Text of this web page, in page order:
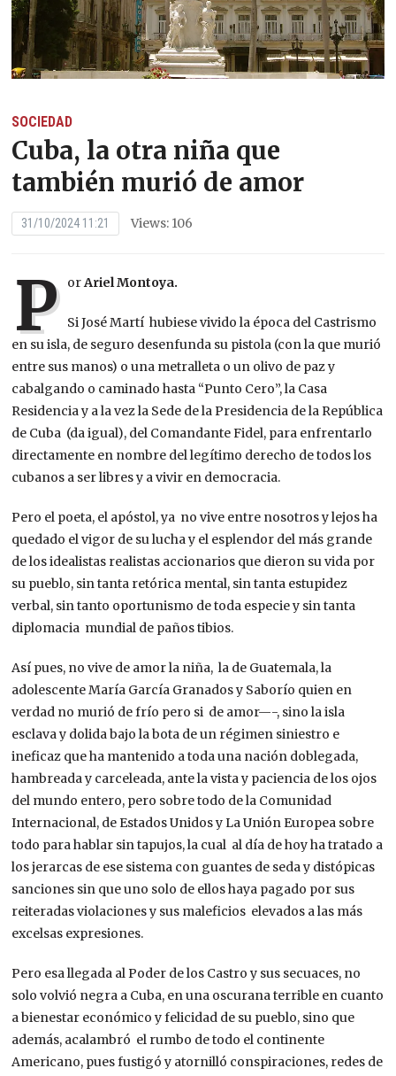
SOCIEDAD
Cuba, la otra niña que
también murió de amor
31/10/2024 11:21 Views: 106
P orAriel Montoya.
Si José Martí hubiese vivido la época del Castrismo
en su isla, de seguro desenfunda su pistola (con la que murió
entre sus manos) o una metralleta o un olivo de paz y
cabalgando o caminado hasta “Punto Cero”, la Casa
Residencia y a la vez la Sede de la Presidencia de la República
de Cuba (da igual), del Comandante Fidel, para enfrentarlo
directamente en nombre del legítimo derecho de todos los
cubanos a ser libres y a vivir en democracia.
Pero el poeta, el apóstol, ya no vive entre nosotros y lejos ha
quedado el vigor de su lucha y el esplendor del más grande
de los idealistas realistas accionarios que dieron su vida por
su pueblo, sin tanta retórica mental, sin tanta estupidez
verbal, sin tanto oportunismo de toda especie y sin tanta
diplomacia mundial de paños tibios.
Así pues, no vive de amor la niña, la de Guatemala, la
adolescente María García Granados y Saborío quien en
verdad no murió de frío pero si de amor—-, sino la isla
esclava y dolida bajo la bota de un régimen siniestro e
ineficaz que ha mantenido a toda una nación doblegada,
hambreada y carceleada, ante la vista y paciencia de los ojos
del mundo entero, pero sobre todo de la Comunidad
Internacional, de Estados Unidos y La Unión Europea sobre
todo para hablar sin tapujos, la cual al día de hoy ha tratado a
los jerarcas de ese sistema con guantes de seda y distópicas
sanciones sin que uno solo de ellos haya pagado por sus
reiteradas violaciones y sus maleficios elevados a las más
excelsas expresiones.
Pero esa llegada al Poder de los Castro y sus secuaces, no
solo volvió negra a Cuba, en una oscurana terrible en cuanto
a bienestar económico y felicidad de su pueblo, sino que
además, acalambró el rumbo de todo el continente
Americano, pues fustigó y atornilló conspiraciones, redes de